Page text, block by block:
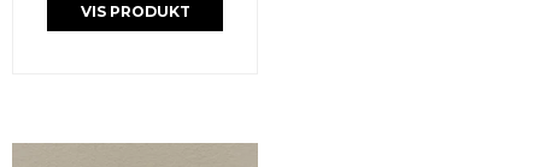
VIS PRODUKT